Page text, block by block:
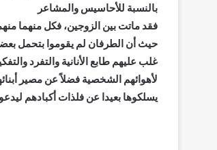
بالنسبة للأحاسيس والمشاعر
فقد ماتت بين الزوجين، فكل منهما
حيث أن الطرفان لم يقوموا بتحمل
غلب عليهم طابع الأنانية والتفرد
لأهوائهم الشخصية فضلاً عن مصير
يسلكوها بعيدا عن فلذات أكبادهم